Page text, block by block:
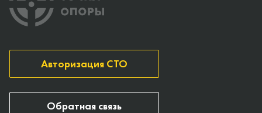
Авторизация СТО
Обратная связь